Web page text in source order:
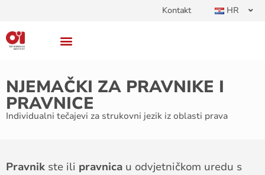
Kontakt HR
NJEMAČKI ZA PRAVNIKE I
PRAVNICE
Individualni tečajevi za strukovni jezik iz oblasti prava
Pravnik ste ili pravnica u odvjetničkom uredu s